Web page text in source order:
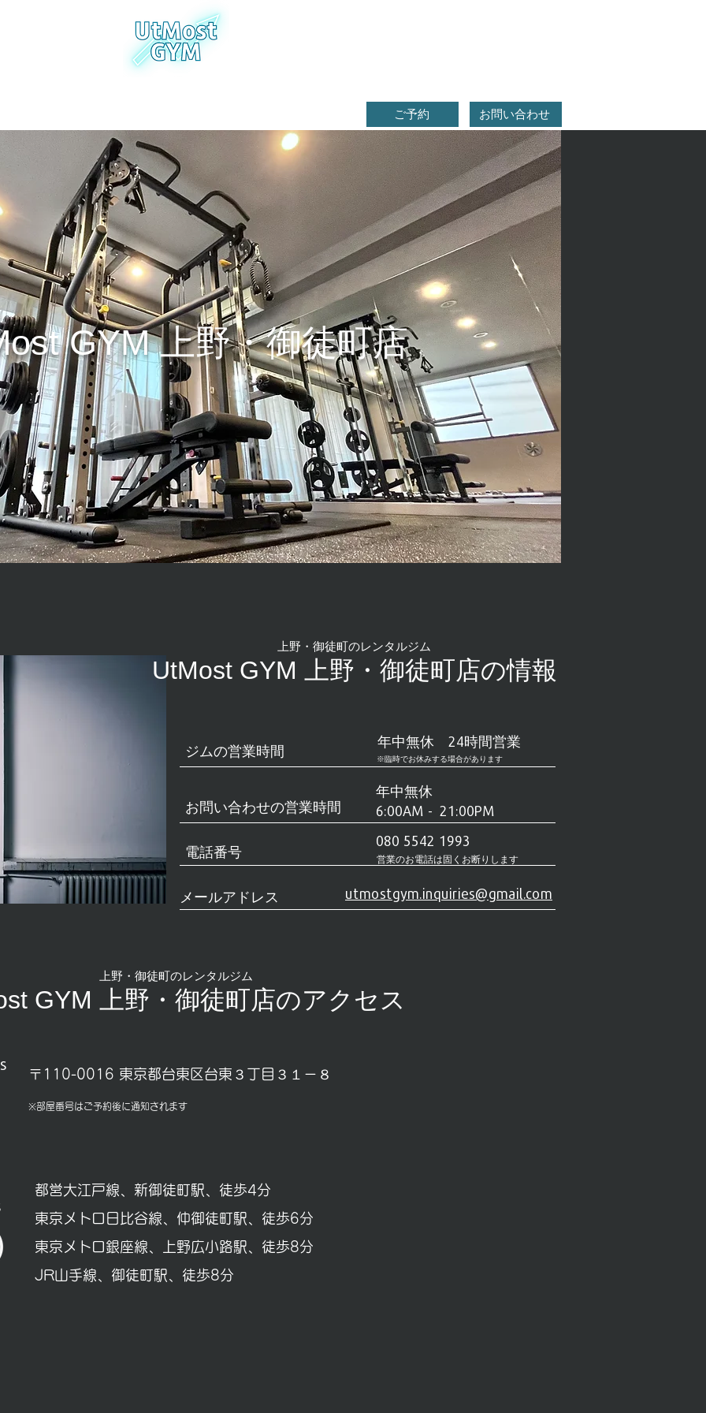
ご予約 お問い合わせ
GYM 上野・御徒町店
上野・御徒町のレンタルジム
UtMost GYM 上野・御徒町店の情報
ジムの営業時間
年中無休 24時間営業
​※臨時でお休みする場合があります
​お問い合わせの営業時間
年中無休
6:00AM - 21:00PM
電話番号
080 5542 1993
​メールアドレス utmostgym.inquiries@gmail.com
営業のお電話は固くお断りします
上野・御徒町のレンタルジム
GYM 上野・御徒町店のアクセス
〒110-0016 東京都台東区台東３丁目３１－８
※部屋番号はご予約後に通知されます
都営大江戸線、新御徒町駅、徒歩4分​
東京メトロ日比谷線、仲御徒町駅、徒歩6分
東京メトロ銀座線、上野広小路駅、徒歩8分
JR山手線、御徒町駅、徒歩8分